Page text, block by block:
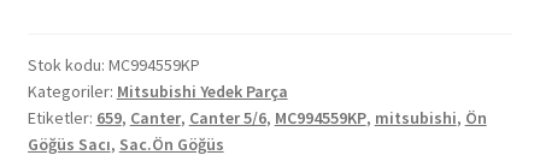
Ön
Göğüs
Sacı
MC994559KP
Stok kodu: MC994559KP
Kategoriler: Mitsubishi Yedek Parça
Etiketler: 659, Canter, Canter 5/6, MC994559KP, mitsubishi, Ön
Göğüs Sacı, Sac.Ön Göğüs